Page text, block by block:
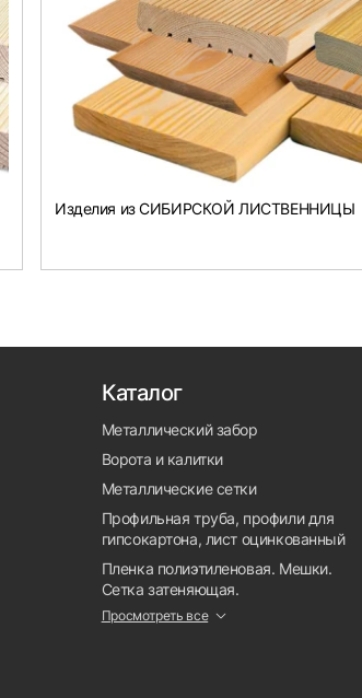
Изделия из СИБИРСКОЙ ЛИСТВЕННИЦЫ
Каталог
Металлический забор
Ворота и калитки
Металлические сетки
Профильная труба, профили для
гипсокартона, лист оцинкованный
Пленка полиэтиленовая. Мешки.
Сетка затеняющая.
Просмотреть все